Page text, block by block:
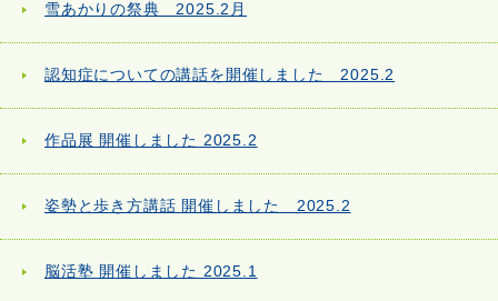
雪あかりの祭典 2025.2月
認知症についての講話を開催しました 2025.2
作品展 開催しました 2025.2
姿勢と歩き方講話 開催しました 2025.2
脳活塾 開催しました 2025.1